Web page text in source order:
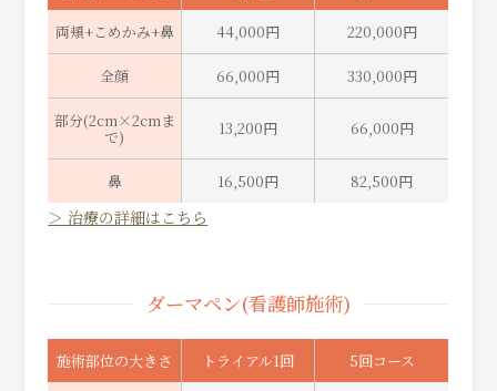
両頬+こめかみ+鼻 44,000円 220,000円
全顔 66,000円 330,000円
部分(2cm×2cmま
で) 13,200円 66,000円
鼻 16,500円 82,500円
＞ 治療の詳細はこちら
ダーマペン(看護師施術)
施術部位の大きさ トライアル1回 5回コース